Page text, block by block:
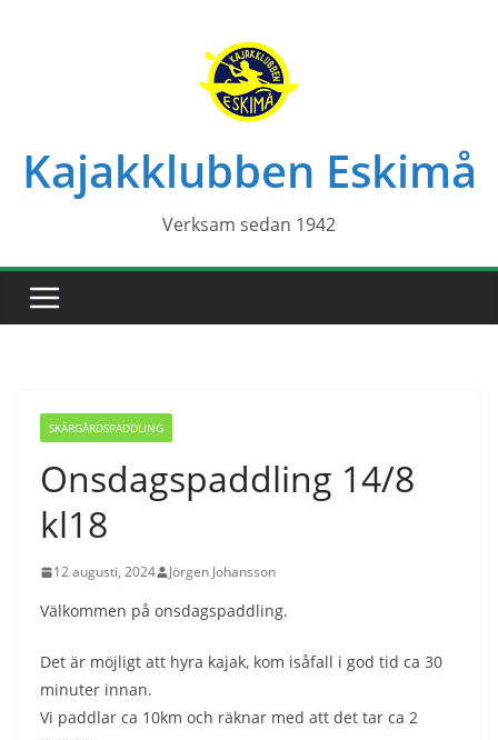
Kajakklubben Eskimå
Verksam sedan 1942
SKÄRGÅRDSPADDLING
Onsdagspaddling 14/8
kl18
12 augusti, 2024 Jörgen Johansson
Välkommen på onsdagspaddling.
Det är möjligt att hyra kajak, kom isåfall i god tid ca 30
minuter innan.
Vi paddlar ca 10km och räknar med att det tar ca 2